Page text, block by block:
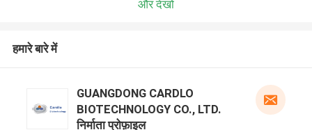
और देखो
हमारे बारे में
GUANGDONG CARDLO
BIOTECHNOLOGY CO., LTD.
निर्माता प्रोफ़ाइल